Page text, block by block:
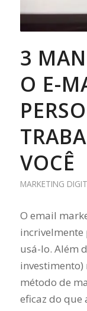
3
O E-
VOCÊ
MARKETING
O email
incrivelmente
usá-lo. Além
método de
eficaz do que